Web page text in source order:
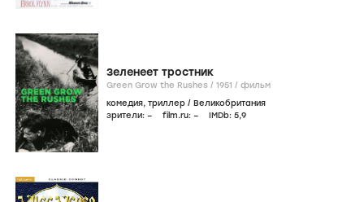
Зеленеет тростник
Green Grow the Rushes / 1951 / фильм
комедия, триллер / Великобритания
зрители: – film.ru: – IMDb: 5,9